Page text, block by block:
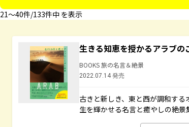
21〜40件/133件中 を表示
生きる知恵を授かるアラブの
BOOKS 旅の名言＆絶景
2022.07.14 発売
古きと新しき、東と西が調和す
生を輝かせる名言と癒やしの絶景